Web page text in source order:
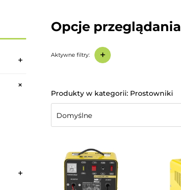
Opcje przeglądania
Aktywne filtry: +
Prostowniki